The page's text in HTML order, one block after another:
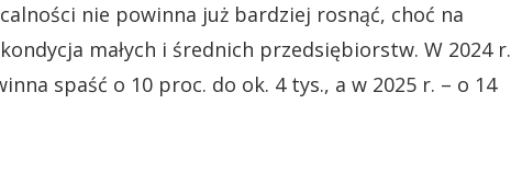
nie powinna już bardziej rosnąć, choć na
małych i średnich przedsiębiorstw. W 2024 r.
spaść o 10 proc. do ok. 4 tys., a w 2025 r. – o 14